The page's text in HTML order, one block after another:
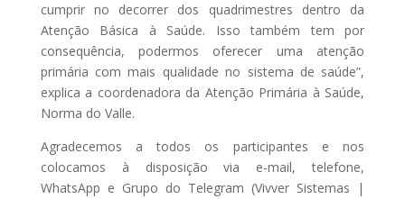
cumprir no decorrer dos quadrimestres dentro da
Atenção Básica à Saúde. Isso também tem por
consequência, podermos oferecer uma atenção
primária com mais qualidade no sistema de saúde”,
explica a coordenadora da Atenção Primária à Saúde,
Norma do Valle.
Agradecemos a todos os participantes e nos
colocamos à disposição via e-mail, telefone,
WhatsApp e Grupo do Telegram (Vivver Sistemas |